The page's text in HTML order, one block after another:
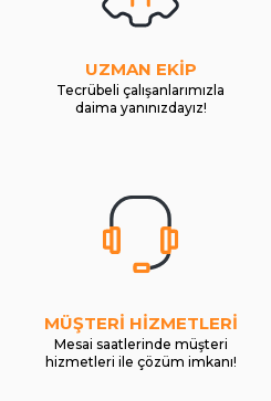
UZMAN EKİP
Tecrübeli çalışanlarımızla
daima yanınızdayız!
MÜŞTERİ HİZMETLERİ
Mesai saatlerinde müşteri
hizmetleri ile çözüm imkanı!